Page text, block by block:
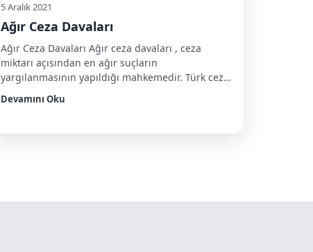
5 Aralık 2021
Ağır Ceza Davaları
Ağır Ceza Davaları Ağır ceza davaları , ceza
miktarı açısından en ağır suçların
yargılanmasının yapıldığı mahkemedir. Türk ceza
kanununda ağır ceza mahkemesinin bakmakla
görevli kıldığı suç tiplerini şu şekilde
Devamını Oku